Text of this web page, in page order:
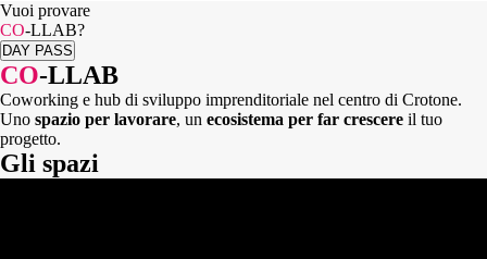
Vuoi provare
CO-LLAB?
DAY PASS
CO-LLAB
Coworking e hub di sviluppo imprenditoriale nel centro di Crotone.
Uno spazio per lavorare, un ecosistema per far crescere il tuo
progetto.
Gli spazi